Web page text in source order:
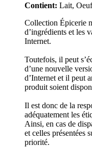
Contient: Lait,
Collection Épicerie
d’ingrédients et les
Internet.
Toutefois, il peut
d’une nouvelle
d’Internet et il peut
produit soient
Il est donc de la
adéquatement les
Ainsi, en cas de
et celles présentées
priorité.